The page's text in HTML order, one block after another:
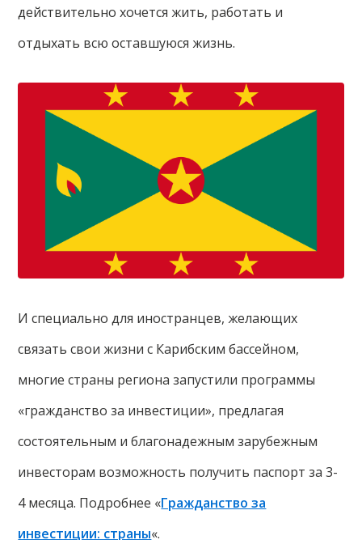
действительно хочется жить, работать и
отдыхать всю оставшуюся жизнь.
И специально для иностранцев, желающих
связать свои жизни с Карибским бассейном,
многие страны региона запустили программы
«гражданство за инвестиции», предлагая
состоятельным и благонадежным зарубежным
инвесторам возможность получить паспорт за 3-
4 месяца. Подробнее «Гражданство за
инвестиции: страны«.